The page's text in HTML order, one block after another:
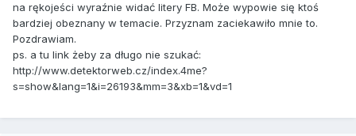
na rękojeści wyraźnie widać litery FB. Może wypowie się ktoś
bardziej obeznany w temacie. Przyznam zaciekawiło mnie to.
Pozdrawiam.
ps. a tu link żeby za długo nie szukać:
http://www.detektorweb.cz/index.4me?
s=show&lang=1&i=26193&mm=3&xb=1&vd=1